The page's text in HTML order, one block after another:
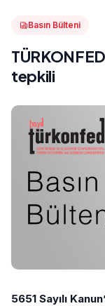
Basın Bülteni
tepkili
5651 Sayılı